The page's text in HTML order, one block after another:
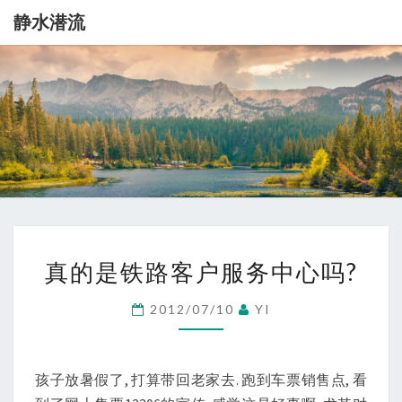
静水潜流
静
水
潜
记
录
一
点
生
活
的
铁
客
户
真的是铁路客户服务中心吗?
2012/07/10 YI
孩子放暑假了, 打算带回老家去. 跑到车票销售点, 看